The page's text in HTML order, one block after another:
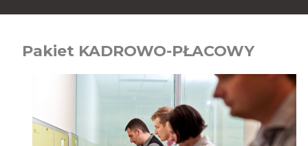
Pakiet KADROWO-PŁACOWY